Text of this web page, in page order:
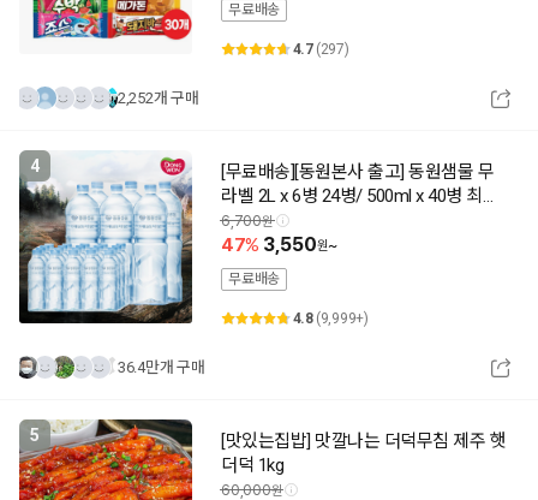
무료배송
4.7 (297)
2,252개 구매
4
[무료배송][동원본사 출고] 동원샘물 무
라벨 2L x 6병 24병/ 500ml x 40병 최근
제조 상품출고 동원공식대리점
6,700
47 3,550
~
무료배송
4.8 (9,999+)
36.4만개 구매
5
[맛있는집밥] 맛깔나는 더덕무침 제주 햇
더덕 1kg
60,000